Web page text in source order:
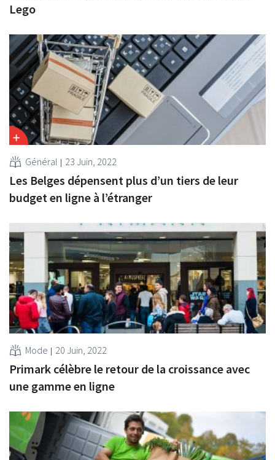
Lego
Général 23 Juin, 2022
Les Belges dépensent plus d’un tiers de leur
budget en ligne à l’étranger
Mode 20 Juin, 2022
Primark célèbre le retour de la croissance avec
une gamme en ligne